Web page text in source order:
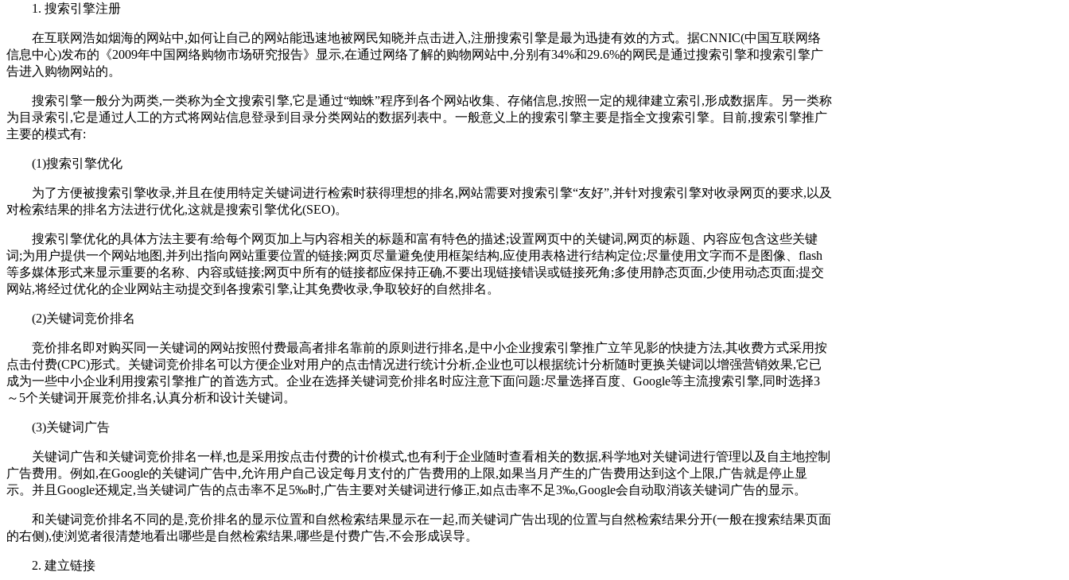
1. 搜索引擎注册
在互联网浩如烟海的网站中,如何让自己的网站能迅速地被网民知晓并点击进入,注册搜索引擎是最为迅捷有效的方式。据CNNIC(中国互联网络
信息中心)发布的《2009年中国网络购物市场研究报告》显示,在通过网络了解的购物网站中,分别有34%和29.6%的网民是通过搜索引擎和搜索引擎广
告进入购物网站的。
搜索引擎一般分为两类,一类称为全文搜索引擎,它是通过“蜘蛛”程序到各个网站收集、存储信息,按照一定的规律建立索引,形成数据库。另一类称
为目录索引,它是通过人工的方式将网站信息登录到目录分类网站的数据列表中。一般意义上的搜索引擎主要是指全文搜索引擎。目前,搜索引擎推广
主要的模式有:
(1)搜索引擎优化
为了方便被搜索引擎收录,并且在使用特定关键词进行检索时获得理想的排名,网站需要对搜索引擎“友好”,并针对搜索引擎对收录网页的要求,以及
对检索结果的排名方法进行优化,这就是搜索引擎优化(SEO)。
搜索引擎优化的具体方法主要有:给每个网页加上与内容相关的标题和富有特色的描述;设置网页中的关键词,网页的标题、内容应包含这些关键
词;为用户提供一个网站地图,并列出指向网站重要位置的链接;网页尽量避免使用框架结构,应使用表格进行结构定位;尽量使用文字而不是图像、flash
等多媒体形式来显示重要的名称、内容或链接;网页中所有的链接都应保持正确,不要出现链接错误或链接死角;多使用静态页面,少使用动态页面;提交
网站,将经过优化的企业网站主动提交到各搜索引擎,让其免费收录,争取较好的自然排名。
(2)关键词竞价排名
竞价排名即对购买同一关键词的网站按照付费最高者排名靠前的原则进行排名,是中小企业搜索引擎推广立竿见影的快捷方法,其收费方式采用按
点击付费(CPC)形式。关键词竞价排名可以方便企业对用户的点击情况进行统计分析,企业也可以根据统计分析随时更换关键词以增强营销效果,它已
成为一些中小企业利用搜索引擎推广的首选方式。企业在选择关键词竞价排名时应注意下面问题:尽量选择百度、Google等主流搜索引擎,同时选择3
～5个关键词开展竞价排名,认真分析和设计关键词。
(3)关键词广告
关键词广告和关键词竞价排名一样,也是采用按点击付费的计价模式,也有利于企业随时查看相关的数据,科学地对关键词进行管理以及自主地控制
广告费用。例如,在Google的关键词广告中,允许用户自己设定每月支付的广告费用的上限,如果当月产生的广告费用达到这个上限,广告就是停止显
示。并且Google还规定,当关键词广告的点击率不足5‰时,广告主要对关键词进行修正,如点击率不足3‰,Google会自动取消该关键词广告的显示。
和关键词竞价排名不同的是,竞价排名的显示位置和自然检索结果显示在一起,而关键词广告出现的位置与自然检索结果分开(一般在搜索结果页面
的右侧),使浏览者很清楚地看出哪些是自然检索结果,哪些是付费广告,不会形成误导。
2. 建立链接